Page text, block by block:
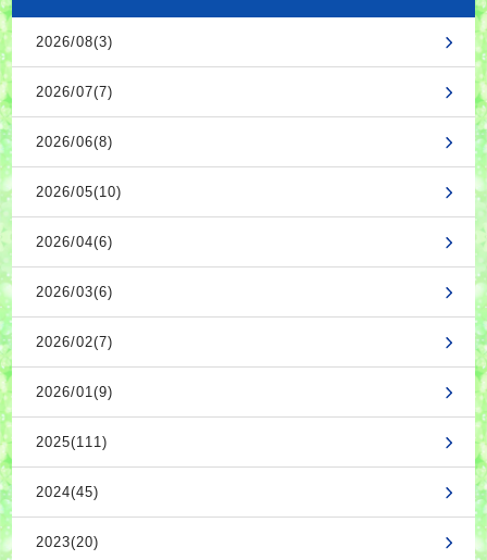
2026/08(3)
2026/07(7)
2026/06(8)
2026/05(10)
2026/04(6)
2026/03(6)
2026/02(7)
2026/01(9)
2025(111)
2024(45)
2023(20)